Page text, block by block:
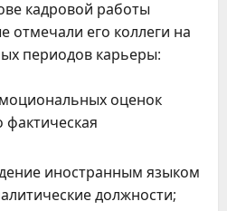
кадровой работы
отмечали его коллеги на
периодов карьеры:
оценок
иностранным языком
должности;